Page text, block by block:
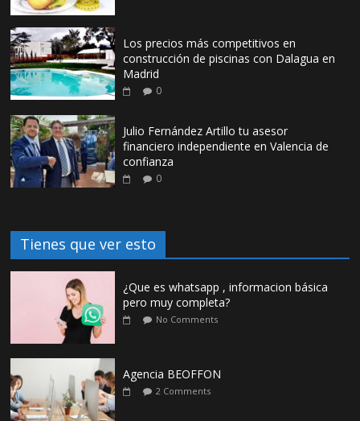
Los precios más competitivos en
construcción de piscinas con Dalagua en
Madrid
0
Julio Fernández Artillo tu asesor
financiero independiente en Valencia de
confianza
0
Tienes que ver esto
¿Que es whatsapp , informacion básica
pero muy completa?
No Comments
Agencia BEOFFON
2 Comments